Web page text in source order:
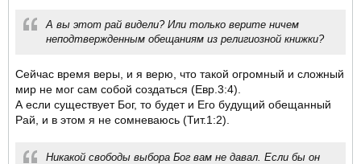
А вы этот рай видели? Или только верите ничем
неподтвержденным обещаниям из религиозной книжки?
Сейчас время веры, и я верю, что такой огромный и сложный
мир не мог сам собой создаться (Евр.3:4).
А если существует Бог, то будет и Его будущий обещанный
Рай, и в этом я не сомневаюсь (Тит.1:2).
Никакой свободы выбора Бог вам не давал. Если бы он